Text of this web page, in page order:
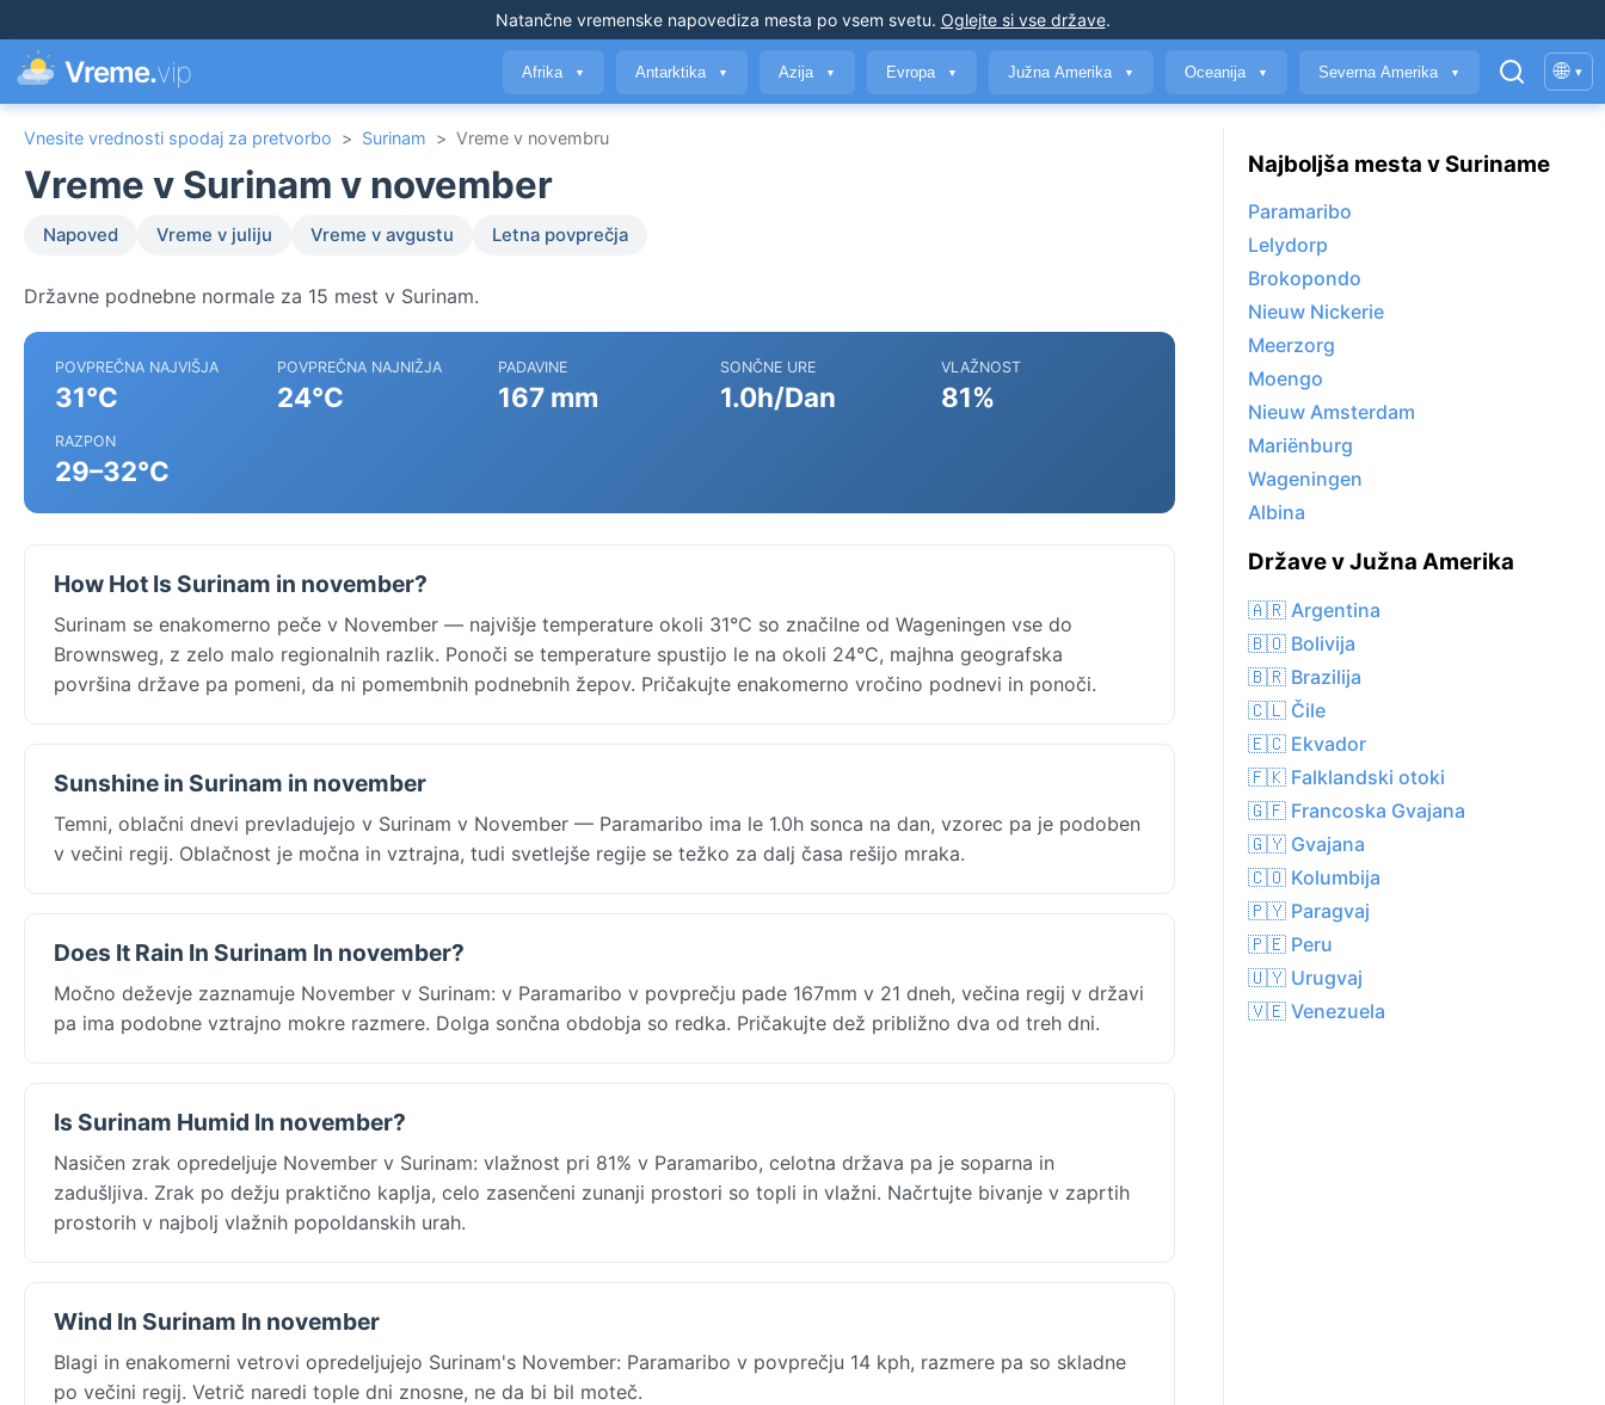
Natančne vremenske napovediza mesta po vsem svetu. Oglejte si vse države.
Vreme.vip Afrika ▼ Antarktika ▼ Azija ▼ Evropa ▼ Južna Amerika ▼ Oceanija ▼ Severna Amerika ▼ 🌐 ▾
Vnesite vrednosti spodaj za pretvorbo > Surinam > Vreme v novembru
Vreme v Surinam v november
Napoved Vreme v juliju Vreme v avgustu Letna povprečja
Državne podnebne normale za 15 mest v Surinam.
POVPREČNA NAJVIŠJA
31°C
POVPREČNA NAJNIŽJA
24°C
PADAVINE
167 mm
SONČNE URE
1.0h/Dan
VLAŽNOST
81%
RAZPON
29–32°C
How Hot Is Surinam in november?
Surinam se enakomerno peče v November — najvišje temperature okoli 31°C so značilne od Wageningen vse do
Brownsweg, z zelo malo regionalnih razlik. Ponoči se temperature spustijo le na okoli 24°C, majhna geografska
površina države pa pomeni, da ni pomembnih podnebnih žepov. Pričakujte enakomerno vročino podnevi in ponoči.
Sunshine in Surinam in november
Temni, oblačni dnevi prevladujejo v Surinam v November — Paramaribo ima le 1.0h sonca na dan, vzorec pa je podoben
v večini regij. Oblačnost je močna in vztrajna, tudi svetlejše regije se težko za dalj časa rešijo mraka.
Does It Rain In Surinam In november?
Močno deževje zaznamuje November v Surinam: v Paramaribo v povprečju pade 167mm v 21 dneh, večina regij v državi
pa ima podobne vztrajno mokre razmere. Dolga sončna obdobja so redka. Pričakujte dež približno dva od treh dni.
Is Surinam Humid In november?
Nasičen zrak opredeljuje November v Surinam: vlažnost pri 81% v Paramaribo, celotna država pa je soparna in
zadušljiva. Zrak po dežju praktično kaplja, celo zasenčeni zunanji prostori so topli in vlažni. Načrtujte bivanje v zaprtih
prostorih v najbolj vlažnih popoldanskih urah.
Wind In Surinam In november
Blagi in enakomerni vetrovi opredeljujejo Surinam's November: Paramaribo v povprečju 14 kph, razmere pa so skladne
po večini regij. Vetrič naredi tople dni znosne, ne da bi bil moteč.
Najboljša mesta v Suriname
Paramaribo
Lelydorp
Brokopondo
Nieuw Nickerie
Meerzorg
Moengo
Nieuw Amsterdam
Mariënburg
Wageningen
Albina
Države v Južna Amerika
🇦🇷 Argentina
🇧🇴 Bolivija
🇧🇷 Brazilija
🇨🇱 Čile
🇪🇨 Ekvador
🇫🇰 Falklandski otoki
🇬🇫 Francoska Gvajana
🇬🇾 Gvajana
🇨🇴 Kolumbija
🇵🇾 Paragvaj
🇵🇪 Peru
🇺🇾 Urugvaj
🇻🇪 Venezuela